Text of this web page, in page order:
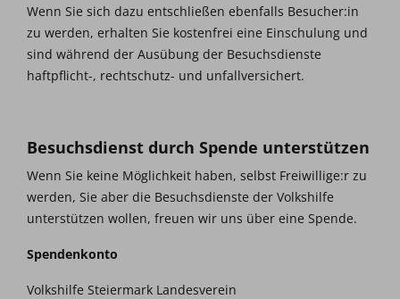
Wenn Sie sich dazu entschließen ebenfalls Besucher:in
zu werden, erhalten Sie kostenfrei eine Einschulung und
sind während der Ausübung der Besuchsdienste
haftpflicht-, rechtschutz- und unfallversichert.
Besuchsdienst durch Spende unterstützen
Wenn Sie keine Möglichkeit haben, selbst Freiwillige:r zu
werden, Sie aber die Besuchsdienste der Volkshilfe
unterstützen wollen, freuen wir uns über eine Spende.
Spendenkonto
Volkshilfe Steiermark Landesverein